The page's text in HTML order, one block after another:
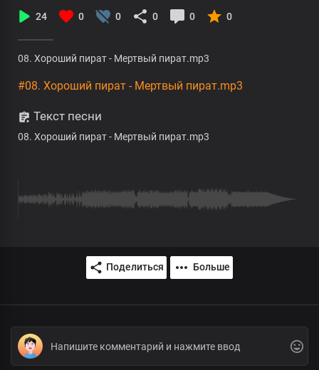
24 0 0 0 0 0
08. Хороший пират - Мертвый пират.mp3
#08. Хороший пират - Мертвый пират.mp3
Текст песни
08. Хороший пират - Мертвый пират.mp3
Поделиться Больше